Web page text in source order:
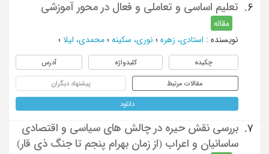
6. تعلیم اساسی و تعاملی و فعال در محور آموزشی
مقاله
نویسنده : استادی، زهره ؛ نوری، سکینه ؛ محمدی، لیلا ؛
چکیده کلیدواژه آدرس
مقالات مرتبط پیشنهاد دیگران
دانلود
7.
بررسی نقش حیره در چالش های سیاسی و اقتصادی
ساسانیان و اعراب (از زمان بهرام پنجم تا جنگ ذی قار)